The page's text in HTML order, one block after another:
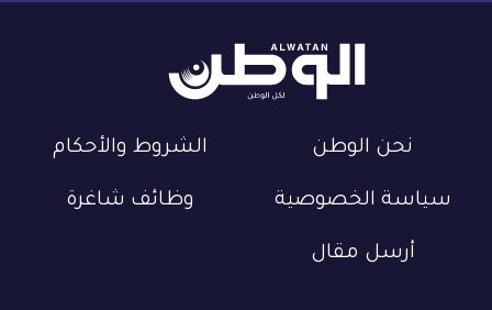
نحن الوطن الشروط والأحكام
سياسة الخصوصية وظائف شاغرة
أرسل مقال